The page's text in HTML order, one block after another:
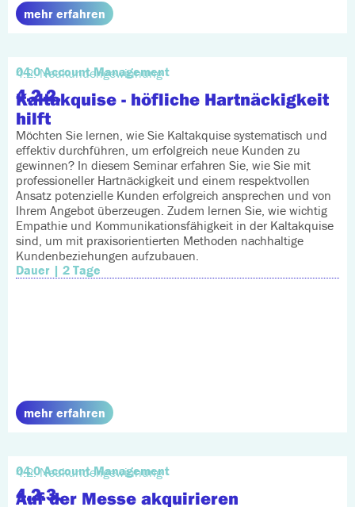
mehr erfahren
04.0 Account Management
4.2. Neukundengewinnung
4.2.2.
Kaltakquise - höfliche Hartnäckigkeit
hilft
Möchten Sie lernen, wie Sie Kaltakquise systematisch und
effektiv durchführen, um erfolgreich neue Kunden zu
gewinnen? In diesem Seminar erfahren Sie, wie Sie mit
professioneller Hartnäckigkeit und einem respektvollen
Ansatz potenzielle Kunden erfolgreich ansprechen und von
Ihrem Angebot überzeugen. Zudem lernen Sie, wie wichtig
Empathie und Kommunikationsfähigkeit in der Kaltakquise
sind, um mit praxisorientierten Methoden nachhaltige
Kundenbeziehungen aufzubauen.
Dauer | 2 Tage
mehr erfahren
04.0 Account Management
4.2. Neukundengewinnung
4.2.3.
Auf der Messe akquirieren